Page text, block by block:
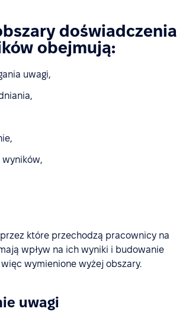
doświadczenia
obejmują:
uwagi,
które przechodzą pracownicy na
wpływ na ich wyniki i budowanie
wymienione wyżej obszary.
uwagi